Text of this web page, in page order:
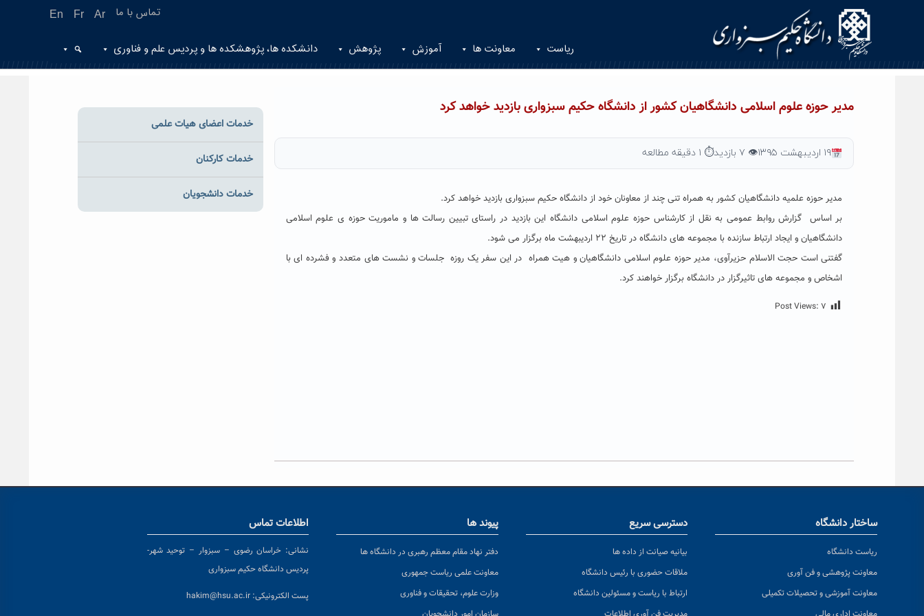
En Fr Ar تماس با ما
ریاست معاونت ها آموزش پژوهش دانشکده ها، پژوهشکده ها و پردیس علم و فناوری
مدیر حوزه علوم اسلامی دانشگاهیان کشور از دانشگاه حکیم سبزواری بازدید خواهد کرد
۱۹ اردیبهشت ۱۳۹۵ 👁 ۷ بازدید ⏱ ۱ دقیقه مطالعه
مدیر حوزه علمیه دانشگاهیان کشور به همراه تنی چند از معاونان خود از دانشگاه حکیم سبزواری بازدید خواهد کرد.
بر اساس گزارش روابط عمومی به نقل از کارشناس حوزه علوم اسلامی دانشگاه این بازدید در راستای تبیین رسالت ها و ماموریت حوزه ی علوم اسلامی
دانشگاهیان و ایجاد ارتباط سازنده با مجموعه های دانشگاه در تاریخ ۲۲ اردیبهشت ماه برگزار می شود.
گفتنی است حجت الاسلام حزیرآوی، مدیر حوزه علوم اسلامی دانشگاهیان و هیت همراه در این سفر یک روزه جلسات و نشست های متعدد و فشرده ای با
اشخاص و مجموعه های تاثیرگزار در دانشگاه برگزار خواهند کرد.
Post Views: ۷
خدمات اعضای هیات علمی
خدمات کارکنان
خدمات دانشجویان
ساختار دانشگاه
ریاست دانشگاه
معاونت پژوهشی و فن آوری
معاونت آموزشی و تحصیلات تکمیلی
دسترسی سریع
بیانیه صیانت از داده ها
ملاقات حضوری با رئیس دانشگاه
ارتباط با ریاست و مسئولین دانشگاه
پیوند ها
دفتر نهاد مقام معظم رهبری در دانشگاه ها
معاونت علمی ریاست جمهوری
وزارت علوم، تحقیقات و فناوری
اطلاعات تماس
نشانی: خراسان رضوی – سبزوار – توحید شهر-
پردیس دانشگاه حکیم سبزواری
پست الکترونیکی: hakim@hsu.ac.ir